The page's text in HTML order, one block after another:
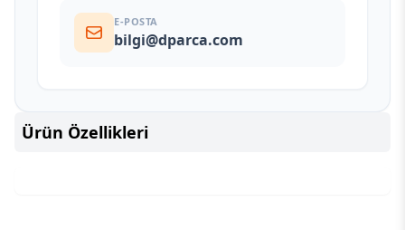
E-POSTA
bilgi@dparca.com
Ürün Özellikleri